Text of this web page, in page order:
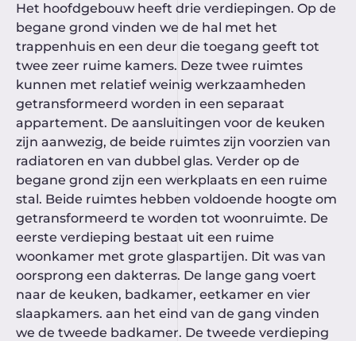
Het hoofdgebouw heeft drie verdiepingen. Op de
begane grond vinden we de hal met het
trappenhuis en een deur die toegang geeft tot
twee zeer ruime kamers. Deze twee ruimtes
kunnen met relatief weinig werkzaamheden
getransformeerd worden in een separaat
appartement. De aansluitingen voor de keuken
zijn aanwezig, de beide ruimtes zijn voorzien van
radiatoren en van dubbel glas. Verder op de
begane grond zijn een werkplaats en een ruime
stal. Beide ruimtes hebben voldoende hoogte om
getransformeerd te worden tot woonruimte. De
eerste verdieping bestaat uit een ruime
woonkamer met grote glaspartijen. Dit was van
oorsprong een dakterras. De lange gang voert
naar de keuken, badkamer, eetkamer en vier
slaapkamers. aan het eind van de gang vinden
we de tweede badkamer. De tweede verdieping